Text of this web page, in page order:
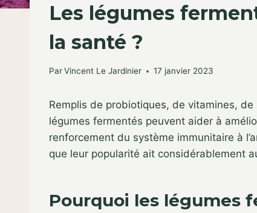
Les légumes
la santé ?
ParVincent Le Jardinier 17 janvier 2023
Remplis de probiotiques, de vitamines,
légumes fermentés peuvent aider à
renforcement du système immunitaire à
que leur popularité ait considérablement
Pourquoi les légumes